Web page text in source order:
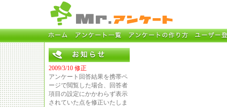
2009/3/10 修正
アンケート回答結果を携帯ペ
ージで閲覧した場合、回答者
項目の設定にかかわらず表示
されていた点を修正いたしま